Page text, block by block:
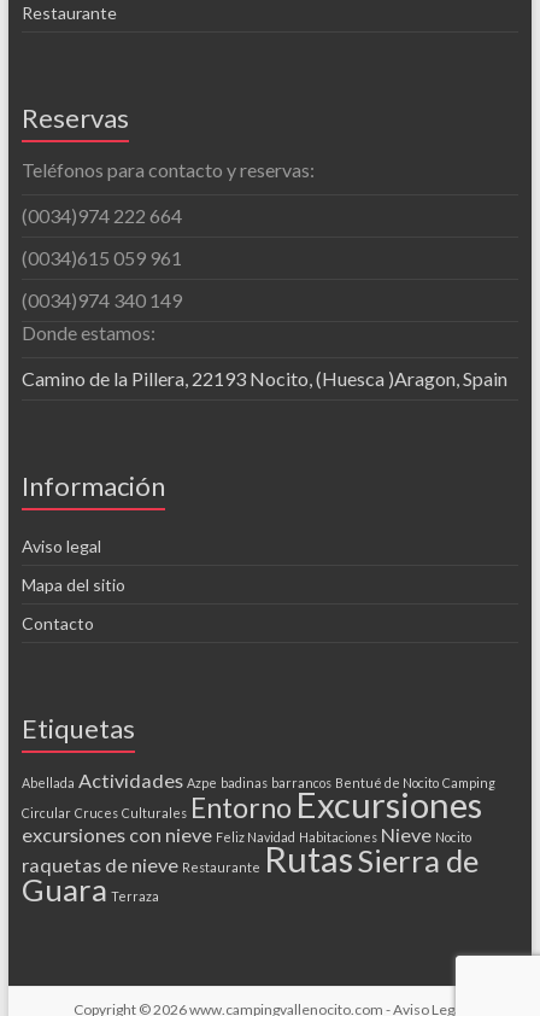
Restaurante
Reservas
Teléfonos para contacto y reservas:
(0034)974 222 664
(0034)615 059 961
(0034)974 340 149
Donde estamos:
Camino de la Pillera, 22193 Nocito, (Huesca )Aragon, Spain
Información
Aviso legal
Mapa del sitio
Contacto
Etiquetas
Abellada Actividades Azpe badinas barrancos Bentué de Nocito Camping
Circular Cruces Culturales Entorno Excursiones
excursiones con nieve Feliz Navidad Habitaciones Nieve Nocito
raquetas de nieve Restaurante RutasSierra de
Guara Terraza
Copyright © 2026www.campingvallenocito.com -Aviso Legal